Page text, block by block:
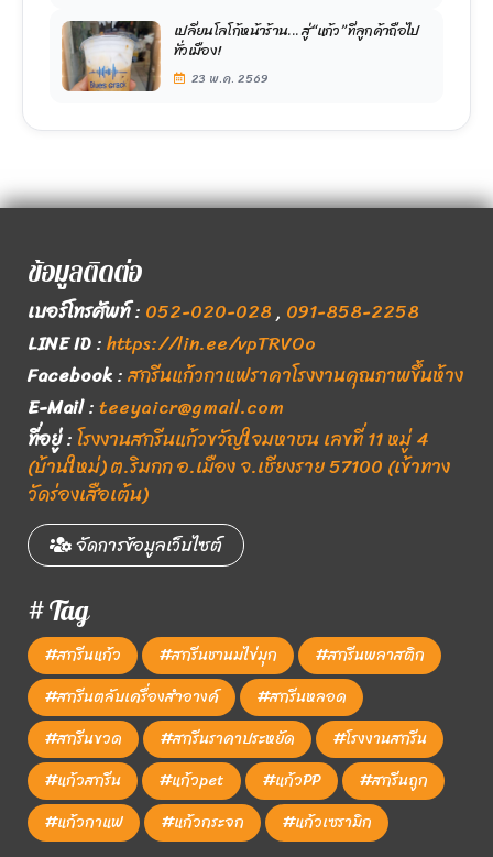
เปลี่ยนโลโก้หน้าร้าน... สู่ “แก้ว” ที่ลูกค้าถือไป
ทั่วเมือง!
23 พ.ค. 2569
ข้อมูลติดต่อ
เบอร์โทรศัพท์: 052-020-028, 091-858-2258
LINE ID:https://lin.ee/vpTRVOo
Facebook:สกรีนแก้วกาแฟราคาโรงงานคุณภาพขึ้นห้าง
E-Mail:teeyaicr@gmail.com
ที่อยู่:โรงงานสกรีนแก้วขวัญใจมหาชน เลขที่ 11 หมู่ 4
(บ้านใหม่) ต.ริมกก อ.เมือง จ.เชียงราย 57100 (เข้าทาง
วัดร่องเสือเต้น)
จัดการข้อมูลเว็บไซต์
# Tag
#สกรีนแก้ว #สกรีนชานมไข่มุก
#สกรีนพลาสติก
#สกรีนตลับเครื่องสำอางค์
#สกรีนหลอด
#สกรีนขวด
#สกรีนราคาประหยัด
#โรงงานสกรีน
#แก้วสกรีน
#แก้วpet #แก้วPP
#สกรีนถูก
#แก้วกาแฟ
#แก้วกระจก #แก้วเซรามิก